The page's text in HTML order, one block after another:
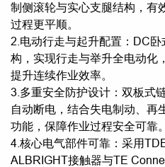
制侧滚轮与实心支腿结构，有
过程更平顺。
2.电动行走与起升配置：DC
构，实现行走与举升全电动化
提升连续作业效率。
3.多重安全防护设计：双板式
自动断电，结合失电制动、再
功能，保障作业过程安全可靠。
4.核心电气部件可靠：采用
ALBRIGHT接触器与TE